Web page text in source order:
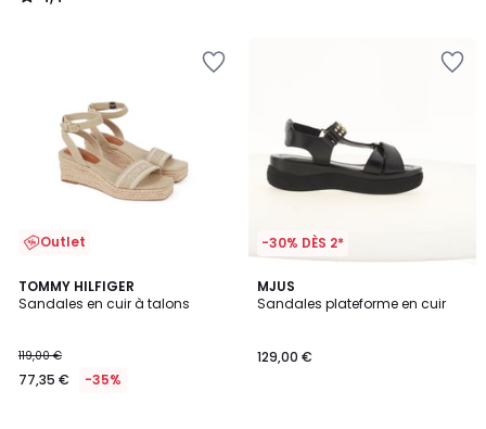
/
Outlet
TOMMY HILFIGER
Sandales en cuir à talons
119,00 €
77,35 € -35%
-30% DÈS 2*
MJUS
Sandales plateforme en cuir
129,00 €